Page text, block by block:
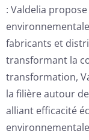
: Valdelia
fabricants et
transformant la
transformation,
la filière autour
alliant efficacité